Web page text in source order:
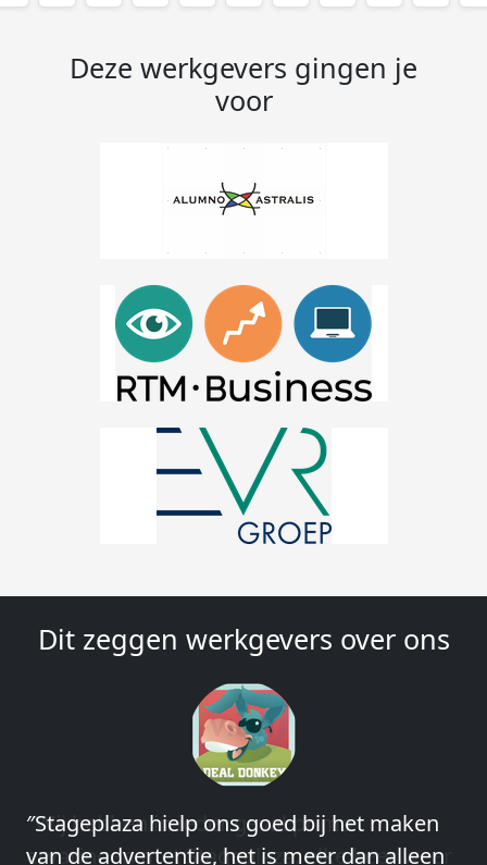
Deze werkgevers gingen je
voor
Dit zeggen werkgevers over ons
″Wij hebben in ieder geval prima
ervaringen met Stageplaza: elke keer weer